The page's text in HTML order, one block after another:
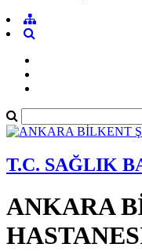
T.C. SAĞLIK
ANKARA